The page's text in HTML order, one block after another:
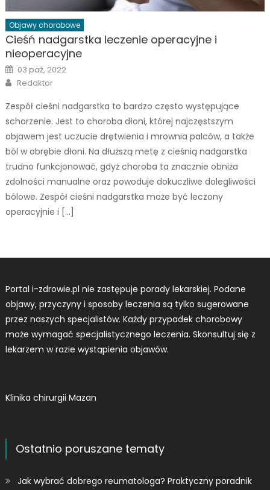
Objawy chorobowe
Cieśń nadgarstka leczenie operacyjne i
nieoperacyjne
Posted
on
03 paź, 2022
Author
Redaktor
Zespół cieśni nadgarstka to bardzo często występujące
schorzenie. Jest to choroba dłoni, której najczęstszym
objawem jest uczucie drętwienia i mrownia palców, a także
ból w obrębie dłoni. Na dłuższą metę z cieśnią nadgarstka
trudno funkcjonować, gdyż choroba ta znacznie obniża
zdolności manualne oraz powoduje dokuczliwe dolegliwości
bólowe. Zespół cieśni nadgarstka może być leczony
operacyjnie i […]
Portal i-zdrowie.pl nie zastępuje porady lekarskiej. Podane
objawy, przyczyny i sposoby leczenia są tylko sugerowane
przez naszych specjalistów. Każdy przypadek chorobowy
może wymagać specjalistycznego leczenia. Skonsultuj się z
lekarzem w razie wystąpienia objawów.
Klinika chirurgii Mazan
Ostatnio poruszane tematy
Jak wybrać dobrego reumatologa? Praktyczny poradnik